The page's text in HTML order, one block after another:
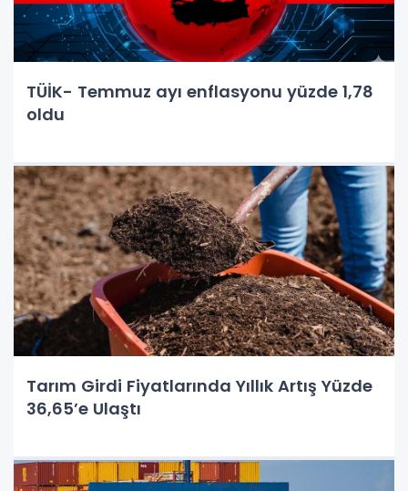
TÜİK- Temmuz ayı enflasyonu yüzde 1,78
oldu
Tarım Girdi Fiyatlarında Yıllık Artış Yüzde
36,65’e Ulaştı